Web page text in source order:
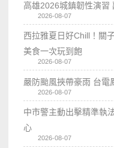
高雄2026城鎮韌性演習
2026-08-07
西拉雅夏日好Chill！關
美食一次玩到飽
2026-08-07
嚴防颱風挾帶豪雨 台電
2026-08-07
中市警主動出擊精準執
心
2026-08-07